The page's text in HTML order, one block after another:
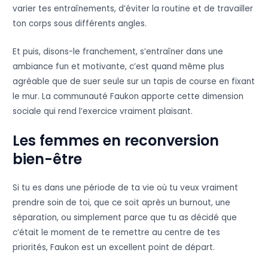
varier tes entraînements, d’éviter la routine et de travailler
ton corps sous différents angles.
Et puis, disons-le franchement, s’entraîner dans une
ambiance fun et motivante, c’est quand même plus
agréable que de suer seule sur un tapis de course en fixant
le mur. La communauté Faukon apporte cette dimension
sociale qui rend l’exercice vraiment plaisant.
Les femmes en reconversion
bien-être
Si tu es dans une période de ta vie où tu veux vraiment
prendre soin de toi, que ce soit après un burnout, une
séparation, ou simplement parce que tu as décidé que
c’était le moment de te remettre au centre de tes
priorités, Faukon est un excellent point de départ.